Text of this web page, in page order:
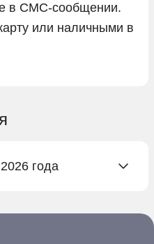
в СМС-сообщении.
или наличными в
года